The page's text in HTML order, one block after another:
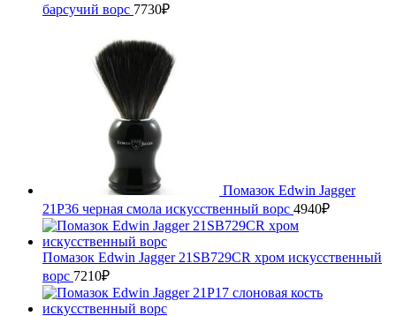
барсучий ворс 7730₽
Помазок Edwin Jagger
21P36 черная смола искусственный ворс 4940₽
Помазок Edwin Jagger 21SB729CR хром искусственный
ворс 7210₽